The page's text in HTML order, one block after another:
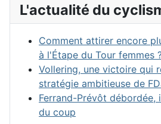
L'actualité du
Comment attirer encore
à l'Étape du Tour femmes
Vollering, une victoire qui
stratégie ambitieuse de
Ferrand-Prévôt débordée,
du coup